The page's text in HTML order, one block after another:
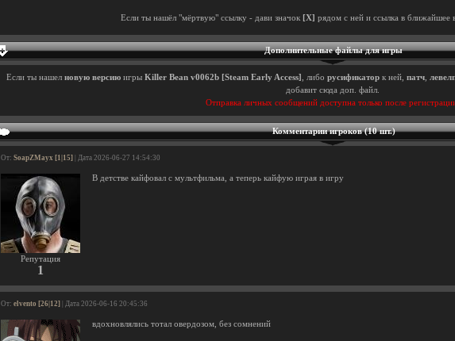
Если ты нашёл "мёртвую" ссылку - дави значок [X] рядом с ней и ссылка в ближайшее
Дополнительные файлы для игры
Если ты нашел новую версиюигры Killer Bean v0062b [Steam Early Access] , либо русификаторк ней, патч,
добавит сюда доп. файл.
Отправка личных сообщений доступна только после
Комментарии игроков (10 шт.)
От: SoapZMayx [1|15] | Дата 2026-06-27 14:54:30
Репутация
1
В детстве кайфовал с мультфильма, а теперь кайфую играя в игру
От: elvento [26|12] | Дата 2026-06-16 20:45:36
вдохновлялись тотал овердозом, без сомнений